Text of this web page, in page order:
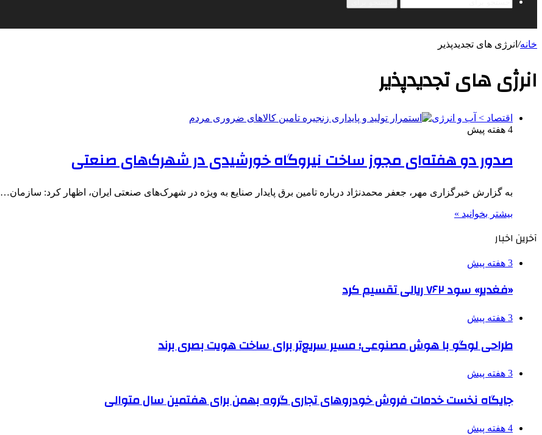
خانه/ انرژی‌ های تجدیدپذیر
انرژی‌ های تجدیدپذیر
اقتصاد > آب و انرژی
4 هفته پیش
صدور دو هفته‌ای مجوز ساخت نیروگاه خورشیدی در شهرک‌های صنعتی
به گزارش خبرگزاری مهر، جعفر محمدنژاد درباره تامین برق پایدار صنایع به ویژه در شهرک‌های صنعتی ایران، اظهار کرد: سازمان…
بیشتر بخوانید »
آخرین اخبار
3 هفته پیش
«فغدیر» سود ۷۶۲ ریالی تقسیم کرد
3 هفته پیش
طراحی لوگو با هوش مصنوعی؛ مسیر سریع‌تر برای ساخت هویت بصری برند
3 هفته پیش
جایگاه نخست خدمات فروش خودروهای تجاری گروه بهمن برای هفتمین سال متوالی
4 هفته پیش